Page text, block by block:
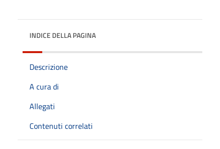
INDICE DELLA PAGINA
Descrizione
A cura di
Allegati
Contenuti correlati